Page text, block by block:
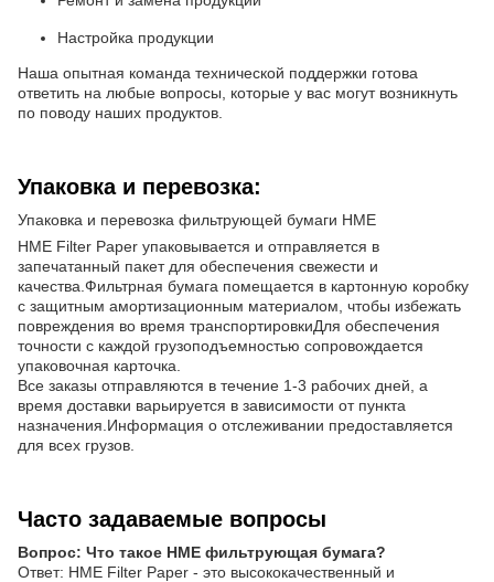
Настройка продукции
Наша опытная команда технической поддержки готова
ответить на любые вопросы, которые у вас могут возникнуть
по поводу наших продуктов.
Упаковка и перевозка:
Упаковка и перевозка фильтрующей бумаги HME
HME Filter Paper упаковывается и отправляется в
запечатанный пакет для обеспечения свежести и
качества.Фильтрная бумага помещается в картонную коробку
с защитным амортизационным материалом, чтобы избежать
повреждения во время транспортировкиДля обеспечения
точности с каждой грузоподъемностью сопровождается
упаковочная карточка.
Все заказы отправляются в течение 1-3 рабочих дней, а
время доставки варьируется в зависимости от пункта
назначения.Информация о отслеживании предоставляется
для всех грузов.
Часто задаваемые вопросы
Вопрос: Что такое HME фильтрующая бумага?
Ответ: HME Filter Paper - это высококачественный и